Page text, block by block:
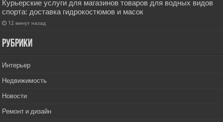
Курьерские услуги для магазинов товаров для водных видов
спорта: доставка гидрокостюмов и масок
12 минут назад
РУбрики
Интерьер
Недвижимость
Новости
Ремонт и дизайн